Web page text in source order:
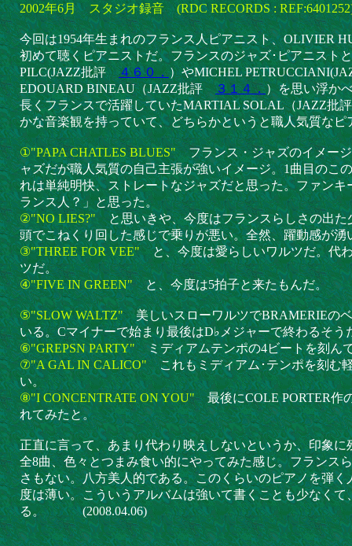
2002年6月 スタジオ録音 (RDC RECORDS :
今回は1954年生まれのフランス人ピアニスト、OLIVIER
初めて聴くピアニストだ。フランスのジャズ･ピアニスト
PILC(JAZZ批評４６０．）やMICHEL
EDOUARD BINEAU（JAZZ批評３１４．）を思い浮か
長くフランスで活躍していたMARTIAL SOLAL（JAZZ
かな音楽観を持っていて、どちらかというと職人気質な
①"PAPA CHATLES BLUES"フランス・ジャズのイメー
ャズだが職人気質の自己主張が強いイメージ。1曲目のこ
れは単純明快、ストレートなジャズだと思った。ファン
ランス人？」と思った。
②"NO LIES?"と思いきや、今度はフランスらしさの出
頭でこねくり回した感じで乗りが悪い。全然、躍動感が湧
③"THREE FOR VEE"と、今度は愛らしいワルツだ。代
ツだ。
④"FIVE IN GREEN"と、今度は5拍子と来たもんだ。
⑤"SLOW WALTZ"美しいスローワルツでBRAMERIEの
いる。Cマイナーで始まり最後はD♭メジャーで終わるそう
⑥"GREPSN PARTY"ミディアムテンポの4ビートを刻ん
⑦"A GAL IN CALICO"これもミディアム･テンポを刻む
い。
⑧"I CONCENTRATE ON YOU"最後にCOLE PORTER作
れてみたと。
正直に言って、あまり代わり映えしないというか、印象
全8曲、色々とつまみ食い的にやってみた感じ。フランス
さもない。八方美人的である。このくらいのピアノを弾
度は薄い。こういうアルバムは強いて書くことも少なくて
る。 (2008.04.06)